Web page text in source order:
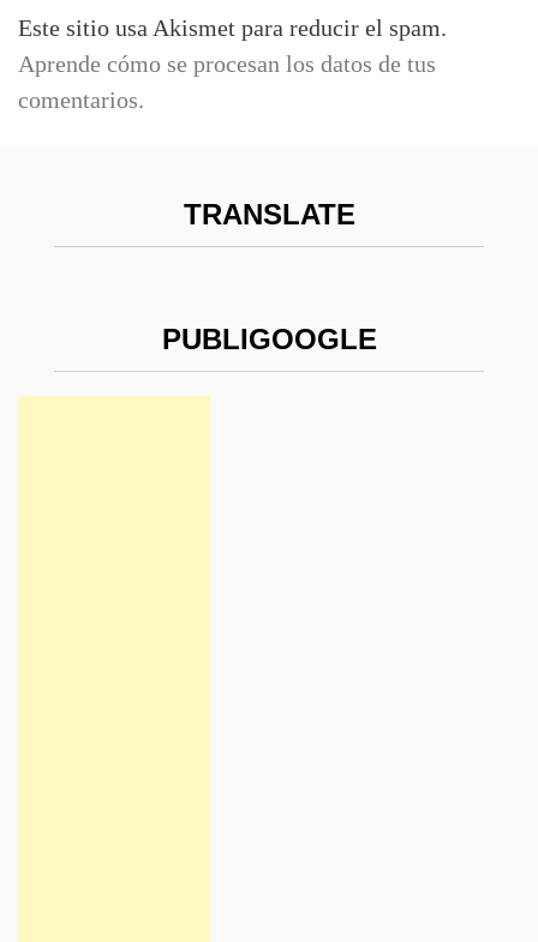
Este sitio usa Akismet para reducir el spam.
Aprende cómo se procesan los datos de tus
comentarios.
TRANSLATE
PUBLIGOOGLE